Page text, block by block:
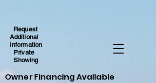
Owner Financing Available